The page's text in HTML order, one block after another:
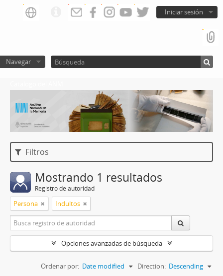
Iniciar sesión
Navegar
Filtros
Mostrando 1 resultados
Registro de autoridad
Persona Indultos
Opciones avanzadas de búsqueda
Ordenar por: Date modified Direction: Descending